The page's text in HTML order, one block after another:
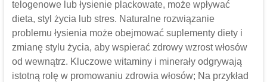
telogenowe lub łysienie plackowate, może wpływać
dieta, styl życia lub stres. Naturalne rozwiązanie
problemu łysienia może obejmować suplementy diety i
zmianę stylu życia, aby wspierać zdrowy wzrost włosów
od wewnątrz. Kluczowe witaminy i minerały odgrywają
istotną rolę w promowaniu zdrowia włosów; Na przykład